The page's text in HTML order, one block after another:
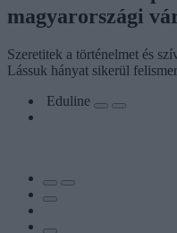
magyarországi
Szeretitek a történelmet és
Lássuk hányat sikerül
Eduline